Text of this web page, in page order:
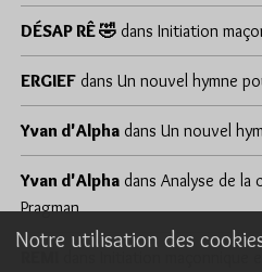
DÉSAP RÊ 🤣 dans Initiation
ERGIEF dans Un nouvel hymne
Yvan d'Alpha dans Un nouvel
Yvan d'Alpha dans Analyse de la
Pragman
Notre utilisation des